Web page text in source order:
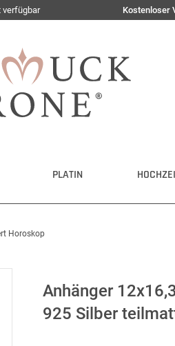
verfügbar Kostenloser
PLATIN
Horoskop
Anhänger
925 Silber